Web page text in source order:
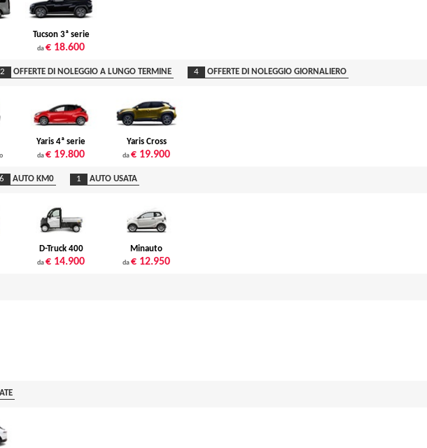
Tucson 3ª serie
da € 18.600
2 OFFERTE DI NOLEGGIO A LUNGO TERMINE 4 OFFERTE DI NOLEGGIO GIORNALIERO
Yaris 4ª serie
da € 19.800
Yaris Cross
da € 19.900
6 AUTO KM0 1 AUTO USATA
D-Truck 400
da € 14.900
Minauto
da € 12.950